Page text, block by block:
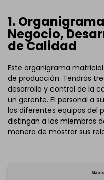
1.
Negocio,
de Calidad
Este organigrama
de producción. Tendrás
desarrollo y control de la
un gerente. El personal a
los diferentes equipos del
distingan a los miembros
manera de mostrar sus